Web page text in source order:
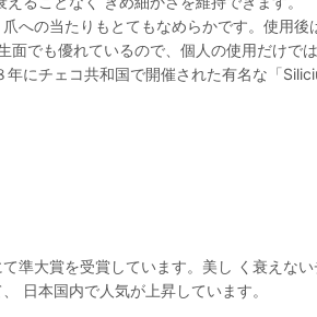
への当たりもとてもなめらかです。使用後
でも優れているので、個人の使用だけで
にチェコ共和国で開催された有名な「
準大賞を受賞しています。美し く衰えな
日本国内で人気が上昇しています。